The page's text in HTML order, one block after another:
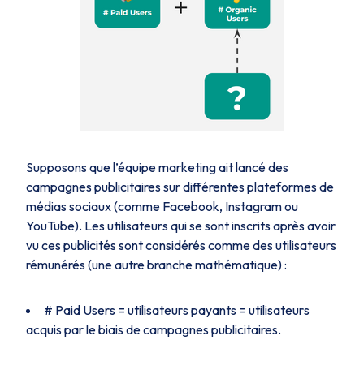
Supposons que l’équipe marketing ait lancé des
campagnes publicitaires sur différentes plateformes de
médias sociaux (comme Facebook, Instagram ou
YouTube). Les utilisateurs qui se sont inscrits après avoir
vu ces publicités sont considérés comme des utilisateurs
rémunérés (une autre branche mathématique) :
# Paid Users = utilisateurs payants = utilisateurs
acquis par le biais de campagnes publicitaires.